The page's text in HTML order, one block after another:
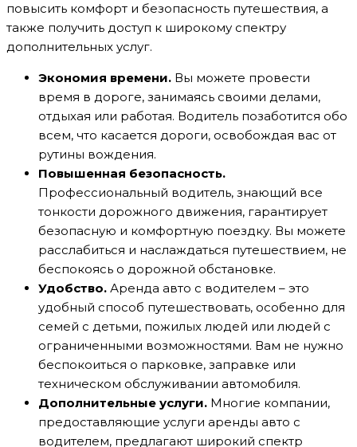
повысить комфорт и безопасность путешествия, а
также получить доступ к широкому спектру
дополнительных услуг.
Экономия времени. Вы можете провести
время в дороге, занимаясь своими делами,
отдыхая или работая. Водитель позаботится обо
всем, что касается дороги, освобождая вас от
рутины вождения.
Повышенная безопасность.
Профессиональный водитель, знающий все
тонкости дорожного движения, гарантирует
безопасную и комфортную поездку. Вы можете
расслабиться и наслаждаться путешествием, не
беспокоясь о дорожной обстановке.
Удобство. Аренда авто с водителем – это
удобный способ путешествовать, особенно для
семей с детьми, пожилых людей или людей с
ограниченными возможностями. Вам не нужно
беспокоиться о парковке, заправке или
техническом обслуживании автомобиля.
Дополнительные услуги. Многие компании,
предоставляющие услуги аренды авто с
водителем, предлагают широкий спектр